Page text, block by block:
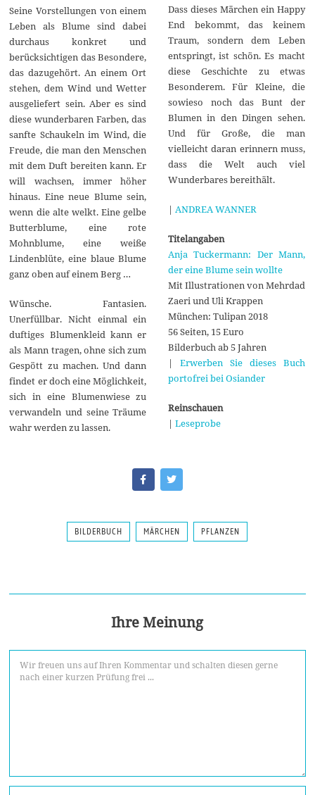
Seine Vorstellungen von einem
Leben als Blume sind dabei
durchaus konkret und
berücksichtigen das Besondere,
das dazugehört. An einem Ort
stehen, dem Wind und Wetter
ausgeliefert sein. Aber es sind
diese wunderbaren Farben, das
sanfte Schaukeln im Wind, die
Freude, die man den Menschen
mit dem Duft bereiten kann. Er
will wachsen, immer höher
hinaus. Eine neue Blume sein,
wenn die alte welkt. Eine gelbe
Butterblume, eine rote
Mohnblume, eine weiße
Lindenblüte, eine blaue Blume
ganz oben auf einem Berg …
Wünsche. Fantasien.
Unerfüllbar. Nicht einmal ein
duftiges Blumenkleid kann er
als Mann tragen, ohne sich zum
Gespött zu machen. Und dann
findet er doch eine Möglichkeit,
sich in eine Blumenwiese zu
verwandeln und seine Träume
wahr werden zu lassen.
Dass dieses Märchen ein Happy
End bekommt, das keinem
Traum, sondern dem Leben
entspringt, ist schön. Es macht
diese Geschichte zu etwas
Besonderem. Für Kleine, die
sowieso noch das Bunt der
Blumen in den Dingen sehen.
Und für Große, die man
vielleicht daran erinnern muss,
dass die Welt auch viel
Wunderbares bereithält.
| ANDREA WANNER
Titelangaben
Anja Tuckermann: Der Mann,
der eine Blume sein wollte
Mit Illustrationen von Mehrdad
Zaeri und Uli Krappen
München: Tulipan 2018
56 Seiten, 15 Euro
Bilderbuch ab 5 Jahren
| Erwerben Sie dieses Buch
portofrei bei Osiander
Reinschauen
| Leseprobe
BILDERBUCH MÄRCHEN PFLANZEN
Ihre Meinung